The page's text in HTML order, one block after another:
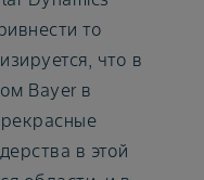
то
что в
Bayer в
в этой